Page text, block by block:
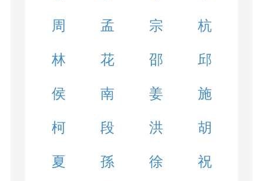
周 孟 宗 杭
林 花 邵 邱
侯 南 姜 施
柯 段 洪 胡
夏 孫 徐 祝